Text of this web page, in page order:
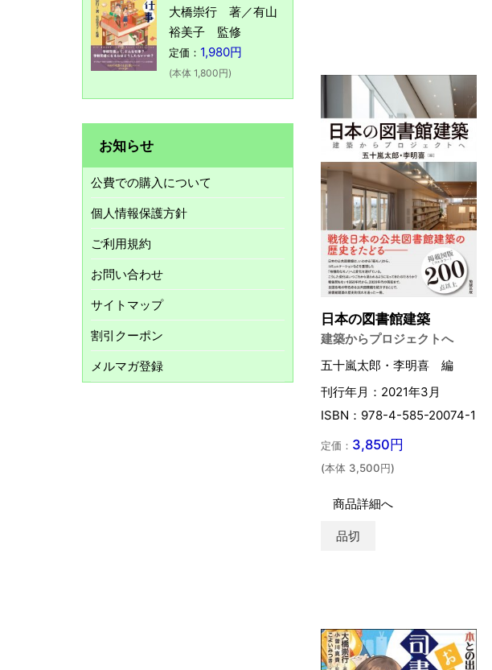
日本の図書館建築
建築からプロジェクトへ
五十嵐太郎・李明喜 編
刊行年月：2021年3月
ISBN：978-4-585-20074-1
定価： 3,850円
(本体 3,500円)
商品詳細へ
品切
大橋崇行 著／有山
裕美子 監修
定価： 1,980円
(本体 1,800円)
お知らせ
公費での購入について
個人情報保護方針
ご利用規約
お問い合わせ
サイトマップ
割引クーポン
メルマガ登録